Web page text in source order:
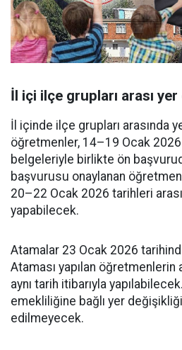
İl içi ilçe grupları arası
İl içinde ilçe grupları arasında
öğretmenler, 14–19 Ocak
belgeleriyle birlikte ön
başvurusu onaylanan
20–22 Ocak 2026 tarihleri
yapabilecek.
Atamalar 23 Ocak 2026
Ataması yapılan öğretmenlerin
aynı tarih itibarıyla
emekliliğine bağlı yer
edilmeyecek.